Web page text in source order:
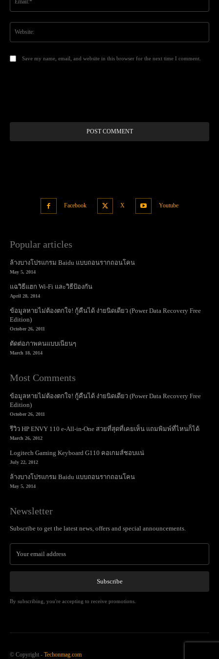
Save my name, email, and website in this browser for the next time I comment.
Facebook X Youtube
Popular articles
ล้างบางโปรแกรม Baidu แบบถอนรากถอนโคน
May 5, 2014
แฉวิธีแฮก Wi-Fi และวิธีป้องกัน
April 28, 2014
ข้อมูลหายไม่ต้องตกใจ! กู้คืนได้ ง่ายนิดเดียว (Power Data Recovery Free
Edition)
October 26, 2011
ตัดต่อภาพคนแบบเนียนๆ
March 18, 2014
Most Comments
ข้อมูลหายไม่ต้องตกใจ! กู้คืนได้ ง่ายนิดเดียว (Power Data Recovery Free
Edition)
October 26, 2011
รีวิว HP ENVY 110 e-All-in-One สวยที่สุดที่เคยเห็น แถมพิมพ์ที่ไหนก็ได้
March 26, 2012
Logitech Gaming Keyboard G110 คอเกมส์ชอบแน่
July 22, 2012
ล้างบางโปรแกรม Baidu แบบถอนรากถอนโคน
May 5, 2014
Newsletter
Subscribe to get the latest news, offers and special announcements.
Subscribe
By subscribing, you're accepting to receive promotions.
© Copyright - Techonmag.com